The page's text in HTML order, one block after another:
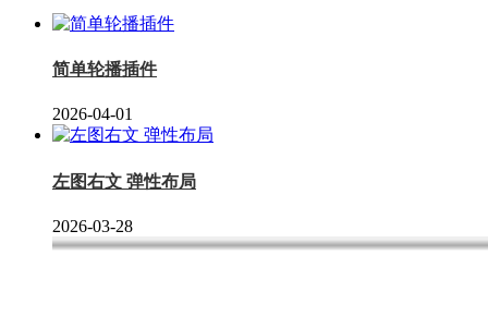
简单轮播插件
2026-04-01
左图右文 弹性布局
2026-03-28